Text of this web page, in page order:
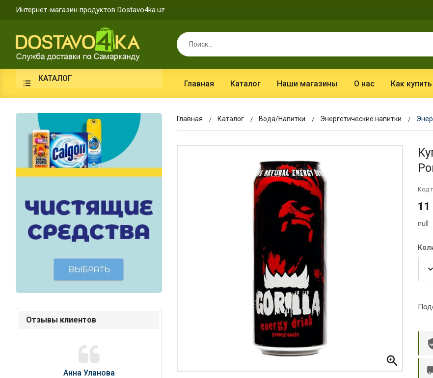
Интернет-магазин продуктов Dostavo4ka.uz
КАТАЛОГ
Главная Каталог Наши магазины О нас Как купить
Отзывы клиентов
Анна Уланова Александр П. Ольга Кузяева
Главная Каталог Вода/Напитки Энергетические напитки

Код
11
null